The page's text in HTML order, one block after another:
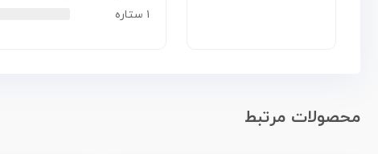
۱ ستاره
محصولات مرتبط